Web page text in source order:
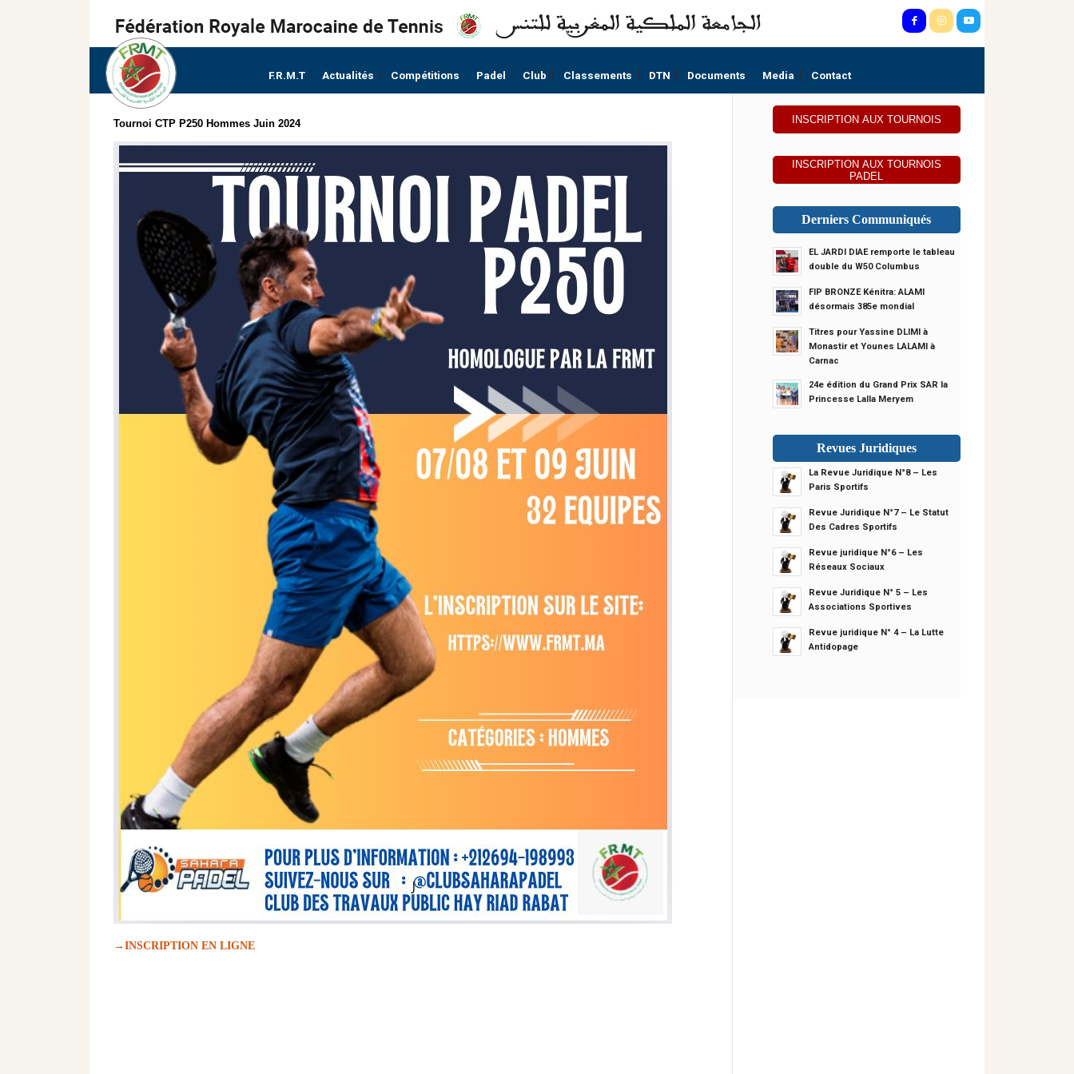
F.R.M.T Actualités Compétitions Padel Club Classements DTN Documents Media Contact
Tournoi CTP P250 Hommes Juin 2024
→INSCRIPTION EN LIGNE
INSCRIPTION AUX TOURNOIS
INSCRIPTION AUX TOURNOIS
PADEL
Derniers Communiqués
EL JARDI DIAE remporte le tableau
double du W50 Columbus
FIP BRONZE Kénitra: ALAMI
désormais 385e mondial
Titres pour Yassine DLIMI à
Monastir et Younes LALAMI à
Carnac
24e édition du Grand Prix SAR la
Princesse Lalla Meryem
Revues Juridiques
La Revue Juridique N°8 – Les
Paris Sportifs
Revue Juridique N°7 – Le Statut
Des Cadres Sportifs
Revue juridique N°6 – Les
Réseaux Sociaux
Revue Juridique N° 5 – Les
Associations Sportives
Revue juridique N° 4 – La Lutte
Antidopage